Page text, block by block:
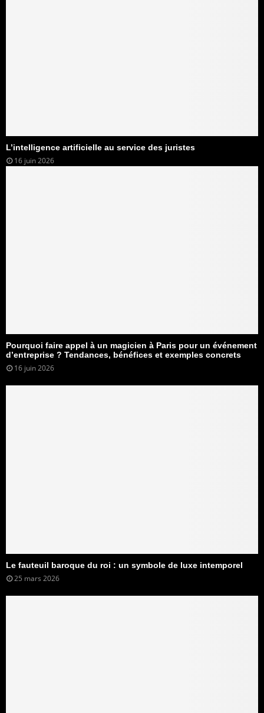
L’intelligence artificielle au service des juristes
16 juin 2026
Pourquoi faire appel à un magicien à Paris pour un événement
d’entreprise ? Tendances, bénéfices et exemples concrets
16 juin 2026
Le fauteuil baroque du roi : un symbole de luxe intemporel
25 mars 2026